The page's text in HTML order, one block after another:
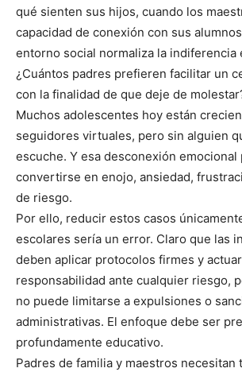
qué sienten sus hijos, cuando los
capacidad de conexión con sus
entorno social normaliza la indiferencia
¿Cuántos padres prefieren facilitar un
con la finalidad de que deje de
Muchos adolescentes hoy están
seguidores virtuales, pero sin alguien
escuche. Y esa desconexión emocional
convertirse en enojo, ansiedad,
de riesgo.
Por ello, reducir estos casos
escolares sería un error. Claro que las
deben aplicar protocolos firmes y
responsabilidad ante cualquier riesgo,
no puede limitarse a expulsiones o
administrativas. El enfoque debe ser
profundamente educativo.
Padres de familia y maestros necesitan